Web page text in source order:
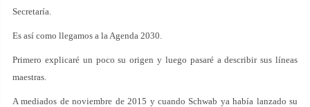
Secretaría.
Es así como llegamos a la Agenda 2030.
Primero explicaré un poco su origen y luego pasaré a describir sus líneas
maestras.
A mediados de noviembre de 2015 y cuando Schwab ya había lanzado su